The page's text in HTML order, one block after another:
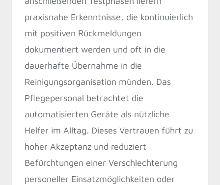
praxisnahe Erkenntnisse, die kontinuierlich
mit positiven Rückmeldungen
dokumentiert werden und oft in die
dauerhafte Übernahme in die
Reinigungsorganisation münden. Das
Pflegepersonal betrachtet die
automatisierten Geräte als nützliche
Helfer im Alltag. Dieses Vertrauen führt zu
hoher Akzeptanz und reduziert
Befürchtungen einer Verschlechterung
personeller Einsatzmöglichkeiten oder